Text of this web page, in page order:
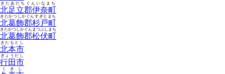
北足立郡伊奈町
きたあだちぐんいなまち
北葛飾郡杉戸町
きたかつしかぐんすぎとまち
北葛飾郡松伏町
きたかつしかぐんまつぶしまち
北本市
きたもとし
行田市
ぎょうだし
くきし